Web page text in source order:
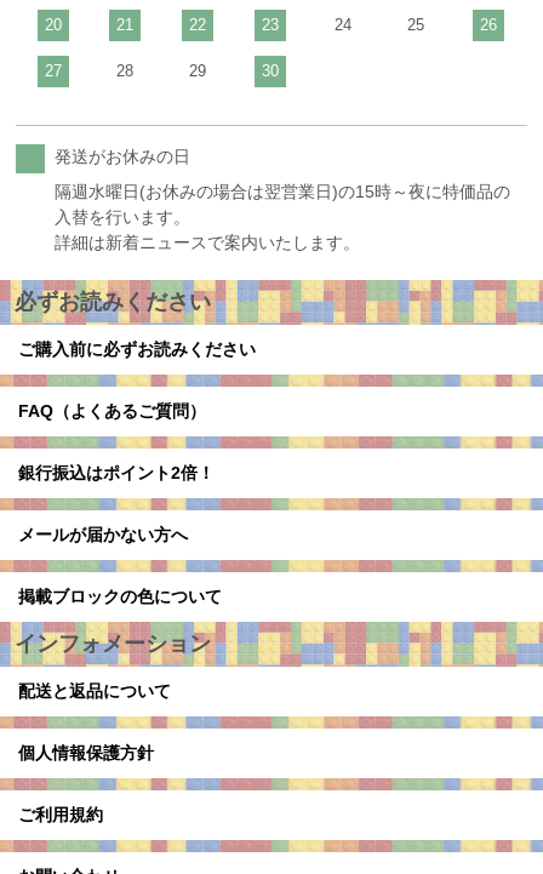
20 21 22 23 24 25 26
27 28 29 30
発送がお休みの日
隔週水曜日(お休みの場合は翌営業日)の15時～夜に特価品の
入替を行います。
詳細は新着ニュースで案内いたします。
必ずお読みください
ご購入前に必ずお読みください
FAQ（よくあるご質問）
銀行振込はポイント2倍！
メールが届かない方へ
掲載ブロックの色について
インフォメーション
配送と返品について
個人情報保護方針
ご利用規約